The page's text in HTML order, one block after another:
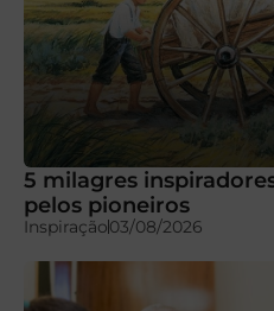
5 milagres
pelos pioneiros
Inspiração03/08/2026